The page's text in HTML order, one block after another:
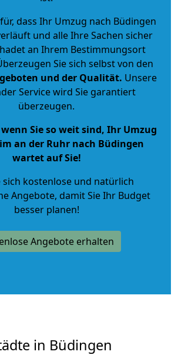
dass Ihr Umzug nach Büdingen
und alle Ihre Sachen sicher
an Ihrem Bestimmungsort
Sie sich selbst von den
und der Qualität. Unsere
Service wird Sie garantiert
überzeugen.
Sie so weit sind, Ihr Umzug
an der Ruhr nach Büdingen
wartet auf Sie!
sich kostenlose und natürlich
Angebote, damit Sie Ihr Budget
besser planen!
Angebote erhalten
in Büdingen